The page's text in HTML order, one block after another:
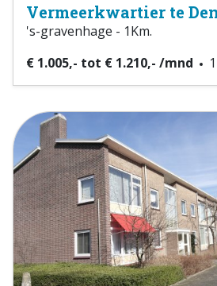
Vermeerkwartier te
's-gravenhage - 1Km.
€ 1.005,- tot € 1.210,- /mnd